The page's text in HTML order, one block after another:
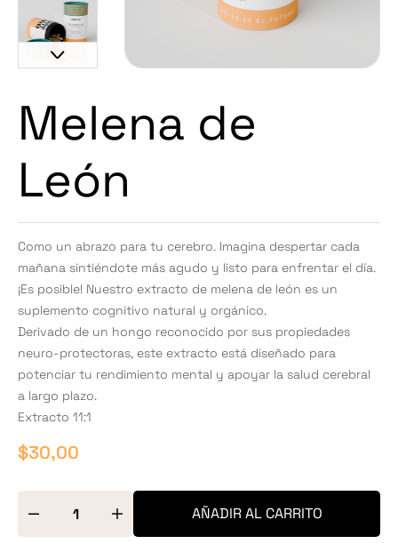
Melena de
León
Como un abrazo para tu cerebro. Imagina despertar cada
mañana sintiéndote más agudo y listo para enfrentar el día.
¡Es posible! Nuestro extracto de melena de león es un
suplemento cognitivo natural y orgánico.
Derivado de un hongo reconocido por sus propiedades
neuro-protectoras, este extracto está diseñado para
potenciar tu rendimiento mental y apoyar la salud cerebral
a largo plazo.
Extracto 11:1
$30,00
AÑADIR AL CARRITO